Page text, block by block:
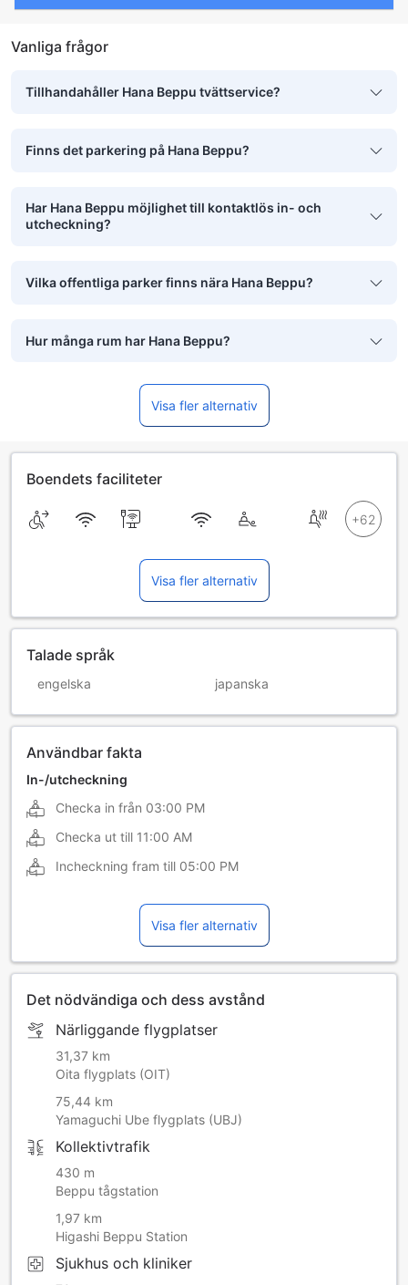
Vanliga frågor
Tillhandahåller Hana Beppu tvättservice?
Finns det parkering på Hana Beppu?
Har Hana Beppu möjlighet till kontaktlös in- och
utcheckning?
Vilka offentliga parker finns nära Hana Beppu?
Hur många rum har Hana Beppu?
Visa fler alternativ
Boendets faciliteter
Visa fler alternativ
Talade språk
engelska japanska
Användbar fakta
In-/utcheckning
Checka in från 03:00 PM
Checka ut till 11:00 AM
Incheckning fram till 05:00 PM
Visa fler alternativ
Det nödvändiga och dess avstånd
Närliggande flygplatser
31,37 km
Oita flygplats (OIT)
75,44 km
Yamaguchi Ube flygplats (UBJ)
Kollektivtrafik
430 m
Beppu tågstation
1,97 km
Higashi Beppu Station
Sjukhus och kliniker